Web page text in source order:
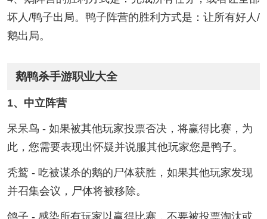
坏人/鸭子出局。鸭子阵营的胜利方式是：让所有好人/
鹅出局。
鹅鸭杀手游职业大全
1、中立阵营
呆呆鸟 - 如果被其他玩家投票否决，将赢得比赛，为
此，您需要表现出怀疑并说服其他玩家您是鸭子。
秃鹫 - 吃被谋杀的鹅的尸体获胜，如果其他玩家发现
并召集会议，尸体将被移除。
鸽子 - 感染所有玩家以赢得比赛，不要被投票淘汰或